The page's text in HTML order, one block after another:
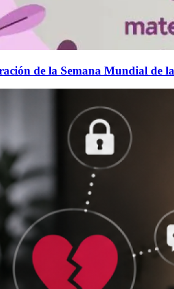
de la Semana Mundial de